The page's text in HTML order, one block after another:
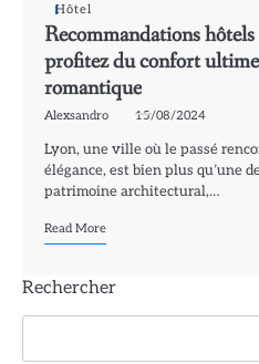
Hôtel
Recommandations
profitez du confort
romantique
Alexsandro 15/08/2024
Lyon, une ville où le passé
élégance, est bien plus qu’une
patrimoine architectural,…
Read More
Rechercher